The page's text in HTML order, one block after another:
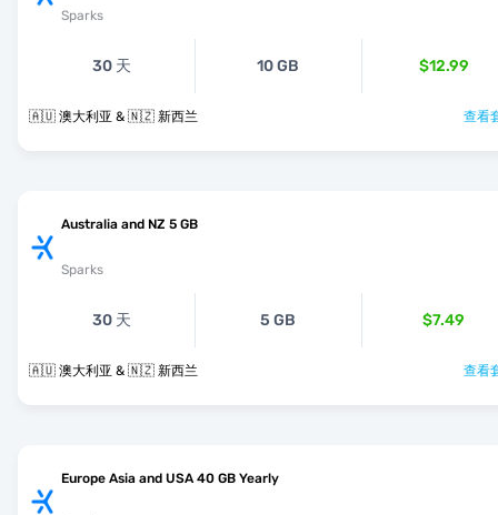
Sparks
30 天 10 GB $12.99
🇦🇺 澳大利亚 & 🇳🇿 新西兰 查看
Australia and NZ 5 GB
Sparks
30 天 5 GB $7.49
🇦🇺 澳大利亚 & 🇳🇿 新西兰 查看
Europe Asia and USA 40 GB Yearly